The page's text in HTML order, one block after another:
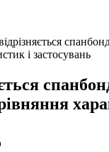
і застосувань